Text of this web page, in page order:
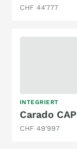
CHF 44'777
INTEGRIERT
CHF 49'997